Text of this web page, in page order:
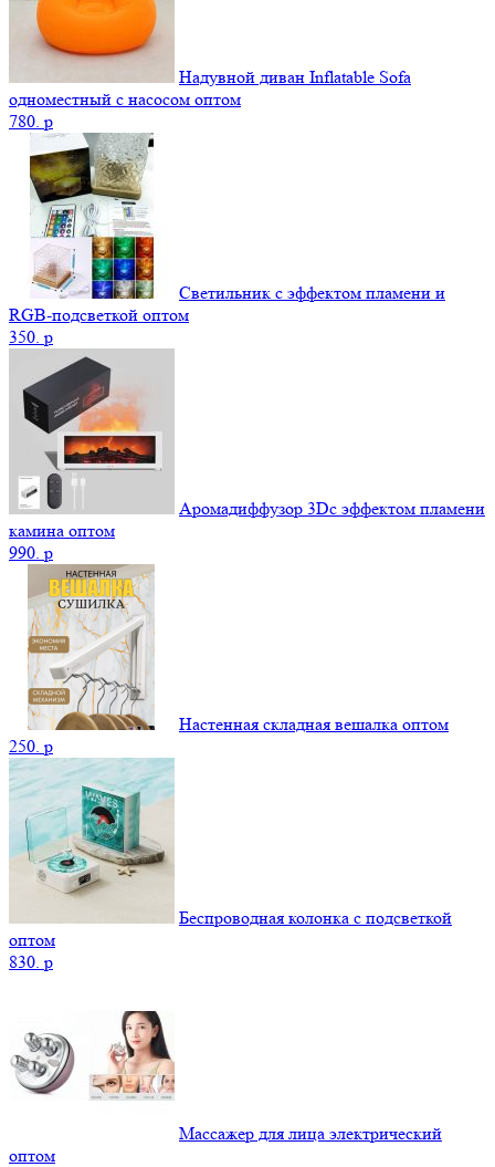
Надувной диван Inflatable Sofa
одноместный с насосом оптом
780. p
Светильник с эффектом пламени и
RGB-подсветкой оптом
350. p
Аромадиффузор 3Dс эффектом пламени
камина оптом
990. p
Настенная складная вешалка оптом
250. p
Беспроводная колонка с подсветкой
оптом
830. p
Массажер для лица электрический
оптом